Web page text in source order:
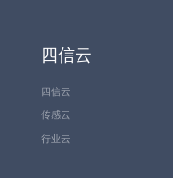
四信云
四信云
传感云
行业云